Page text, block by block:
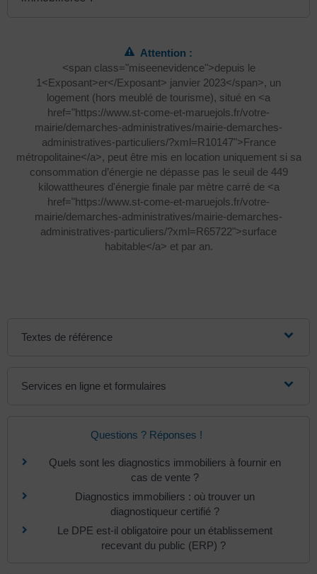
Attention :
<span class="miseenevidence">depuis le
1<Exposant>er</Exposant> janvier 2023</span>, un
logement (hors meublé de tourisme), situé en <a
href="https://www.st-come-et-maruejols.fr/votre-
mairie/demarches-administratives/mairie-demarches-
administratives-particuliers/?xml=R10147">France
métropolitaine</a>, peut être mis en location uniquement si sa
consommation d’énergie ne dépasse pas le seuil de 449
kilowattheures d'énergie finale par mètre carré de <a
href="https://www.st-come-et-maruejols.fr/votre-
mairie/demarches-administratives/mairie-demarches-
administratives-particuliers/?xml=R65722">surface
habitable</a> et par an.
Textes de référence
Services en ligne et formulaires
Questions ? Réponses !
Quels sont les diagnostics immobiliers à fournir en
cas de vente ?
Diagnostics immobiliers : où trouver un
diagnostiqueur certifié ?
Le DPE est-il obligatoire pour un établissement
recevant du public (ERP) ?